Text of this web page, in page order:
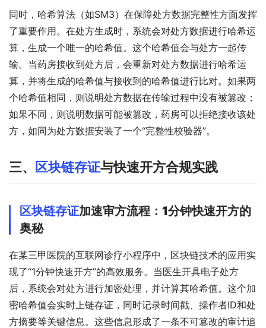
同时，哈希算法（如SM3）在保障处方数据完整性方面发挥
了重要作用。在处方生成时，系统会对处方数据进行哈希运
算，生成一个唯一的哈希值。这个哈希值会与处方一起传
输。当药房接收到处方后，会重新对处方数据进行哈希运
算，并将生成的哈希值与接收到的哈希值进行比对。如果两
个哈希值相同，则说明处方数据在传输过程中没有被篡改；
如果不同，则说明数据可能被篡改，药房可以拒绝接收该处
方，如同为处方数据安装了一个“完整性校验器”。
三、 区块链存证与快速开方合规实践
区块链存证加速审方流程：1分钟快速开方的
奥秘
在某三甲医院的互联网诊疗小程序中，区块链技术的应用实
现了“1分钟快速开方”的高效服务。当医生开具电子处方
后，系统会对处方进行加密处理，并计算其哈希值。这个加
密哈希值会实时上链存证，同时记录时间戳、操作者ID和处
方摘要等关键信息。这些信息形成了一条不可篡改的审计追